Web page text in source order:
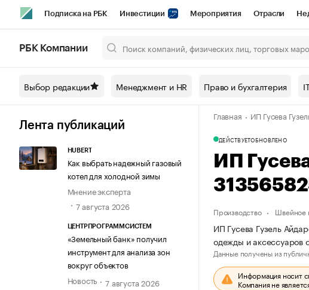
Подписка на РБК Инвестиции Мероприятия Отрасли
Спецпроекты СПб Конференции СПб Спецпроекты Проверка
Технологии и медиа Рынок наличной валюты
РБК Компании
Выбор редакции Менеджмент и HR Право и бухгалтерия
Лента публикаций
HUBERT
Как выбрать надежный газовый
котел для холодной зимы
Мнение эксперта
7 августа 2026
ЦЕНТРПРОГРАММСИСТЕМ
«Земельный банк» получил
инструмент для анализа зон
вокруг объектов
Новость
7 августа 2026
Главная ИП Гусева
ДЕЙСТВУЕТОБНОВЛЕНО
ИП
Производство Швейное
ИП Гусева Гузель
одежды и
Данные получены из
Информация носит
Компания не